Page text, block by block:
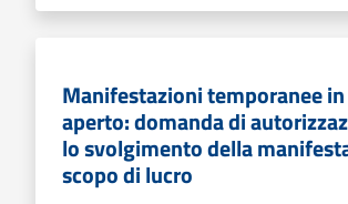
Manifestazioni temporanee
aperto: domanda di
lo svolgimento della
scopo di lucro